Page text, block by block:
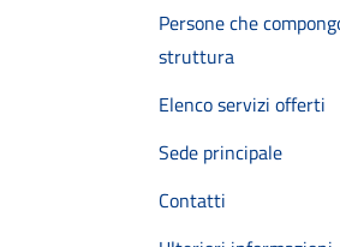
Persone che
struttura
Elenco servizi offerti
Sede principale
Contatti